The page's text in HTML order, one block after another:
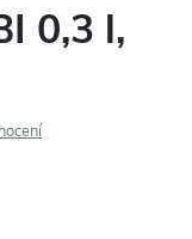
0,3 l,